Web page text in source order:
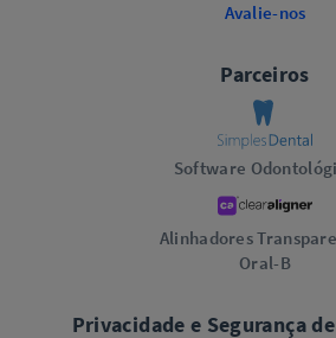
Avalie-nos
Parceiros
Software
Alinhadores
Oral-B
Privacidade e Segurança